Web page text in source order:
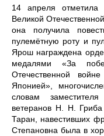
14 апреля отметила
Великой
она получила
пулемётную роту и
Ярош награждена
медалями «За
Отечественной
Японией»,
словам
ветеранов Н. Н. Гриба
Таран, навестивших
Степановна была в